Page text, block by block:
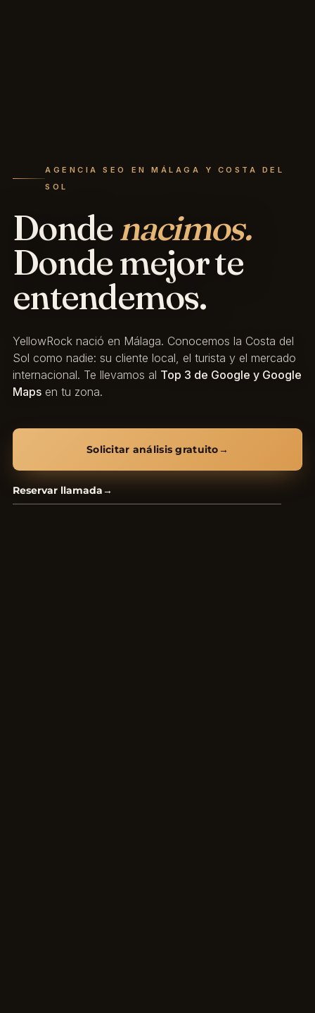
AGENCIA SEO EN MÁLAGA Y COSTA DEL
SOL
Dondenacimos.
Donde mejor te
entendemos.
YellowRock nació en Málaga. Conocemos la Costa del
Sol como nadie: su cliente local, el turista y el mercado
internacional. Te llevamos al Top 3 de Google y Google
Maps en tu zona.
Solicitar análisis gratuito→
Reservar llamada→